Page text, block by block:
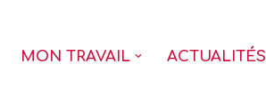
MON TRAVAIL ACTUALITÉS